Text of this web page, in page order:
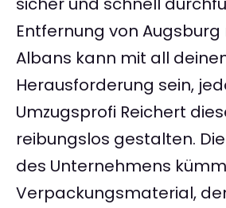
Entfernung von Augsburg
Albans kann mit all
Herausforderung sein,
Umzugsprofi Reichert
reibungslos gestalten.
des Unternehmens
Verpackungsmaterial,